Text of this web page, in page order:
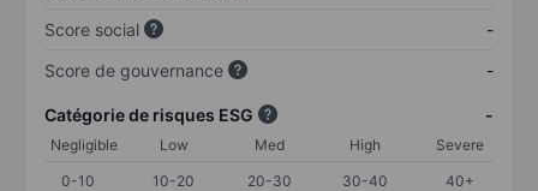
Score social
-
Score de gouvernance
-
Catégorie de risques ESG -
Negligible Low Med High
Severe
0-10
10-20 20-30 30-40 40+